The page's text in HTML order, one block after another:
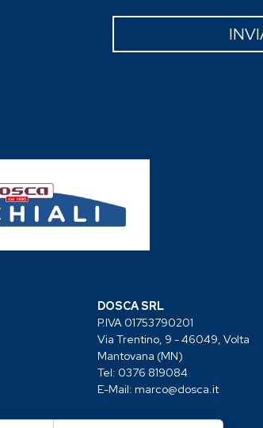
DOSCA SRL
P.IVA 01753790201
Via Trentino, 9 - 46049, Volta
Mantovana (MN)
Tel: 0376 819084
E-Mail: marco@dosca.it